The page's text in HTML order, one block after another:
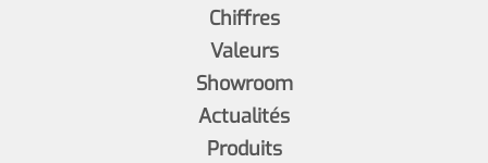
Chiffres
Valeurs
Showroom
Actualités
Produits